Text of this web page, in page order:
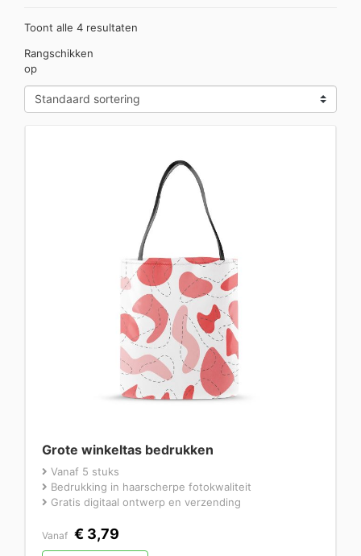
Toont alle 4 resultaten
Rangschikken
op
Grote winkeltas bedrukken
Vanaf 5 stuks
Bedrukking in haarscherpe fotokwaliteit
Gratis digitaal ontwerp en verzending
Vanaf € 3,79